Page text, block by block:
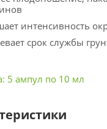
интенсивность
срок службы
5 ампул по 10 мл